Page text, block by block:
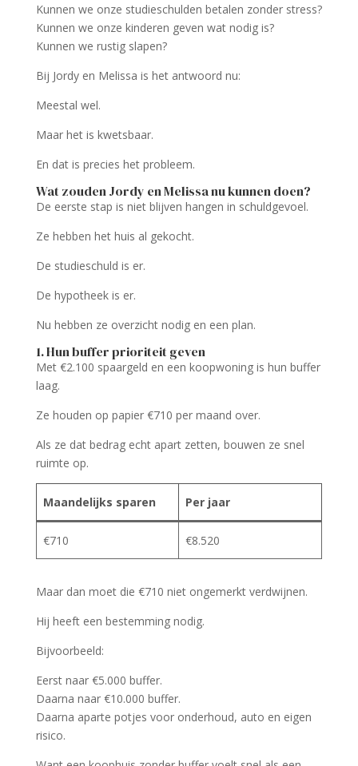
Kunnen we onze studieschulden betalen zonder stress?
Kunnen we onze kinderen geven wat nodig is?
Kunnen we rustig slapen?
Bij Jordy en Melissa is het antwoord nu:
Meestal wel.
Maar het is kwetsbaar.
En dat is precies het probleem.
Wat zouden Jordy en Melissa nu kunnen doen?
De eerste stap is niet blijven hangen in schuldgevoel.
Ze hebben het huis al gekocht.
De studieschuld is er.
De hypotheek is er.
Nu hebben ze overzicht nodig en een plan.
1. Hun buffer prioriteit geven
Met €2.100 spaargeld en een koopwoning is hun buffer
laag.
Ze houden op papier €710 per maand over.
Als ze dat bedrag echt apart zetten, bouwen ze snel
ruimte op.
Maandelijks sparen Per jaar
€710 €8.520
Maar dan moet die €710 niet ongemerkt verdwijnen.
Hij heeft een bestemming nodig.
Bijvoorbeeld:
Eerst naar €5.000 buffer.
Daarna naar €10.000 buffer.
Daarna aparte potjes voor onderhoud, auto en eigen
risico.